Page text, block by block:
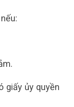
giấy ủy quyền